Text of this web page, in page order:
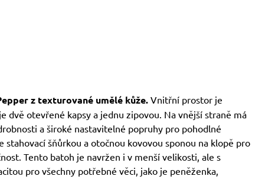
z texturované umělé kůže.Vnitřní prostor je
dvě otevřené kapsy a jednu zipovou. Na vnější straně má
a široké nastavitelné popruhy pro pohodlné
stahovací šňůrkou a otočnou kovovou sponou na klopě pro
Tento batoh je navržen i v menší velikosti, ale s
pro všechny potřebné věci, jako je peněženka,